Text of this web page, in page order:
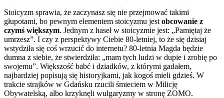
Stoicyzm sprawia, że zaczynasz się nie przejmować takimi
głupotami, bo pewnym elementem stoicyzmu jest obcowanie z
czymś większym. Jednym z haseł w stoicyzmie jest: „Pamiętaj że
umrzesz”. I czy z perspektywy Ciebie 80-letniej, to że się dzisiaj
wstydziła się coś wrzucić do internetu? 80-letnia Magda będzie
dumna z siebie, że stwierdziła: „mam tych ludzi w dupie i zrobię po
swojemu”. Większość babć i dziadków, z którymi gadałem,
najbardziej popisują się historyjkami, jak kogoś mieli gdzieś. W
trakcie strajków w Gdańsku rzucili śmieciem w Milicję
Obywatelską, albo krzyknęli wulgaryzmy w stronę ZOMO.